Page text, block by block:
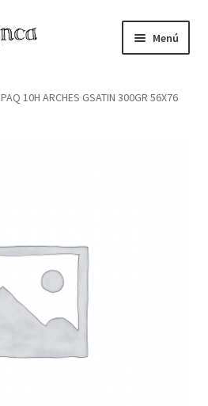
Menú
PAQ 10H ARCHES GSATIN 300GR 56X76